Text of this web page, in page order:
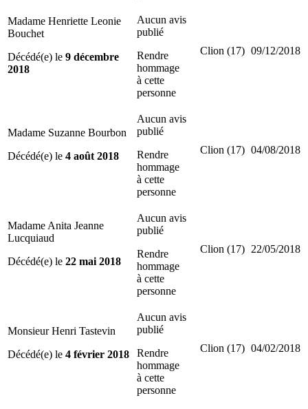
Madame Henriette Leonie
Bouchet
Décédé(e) le 9 décembre
2018
Aucun avis
publié
Rendre
hommage
à cette
personne
Clion (17) 09/12/2018
Madame Suzanne Bourbon
Décédé(e) le 4 août 2018
Aucun avis
publié
Rendre
hommage
à cette
personne
Clion (17) 04/08/2018
Madame Anita Jeanne
Lucquiaud
Décédé(e) le 22 mai 2018
Aucun avis
publié
Rendre
hommage
à cette
personne
Clion (17) 22/05/2018
Monsieur Henri Tastevin
Décédé(e) le 4 février 2018
Aucun avis
publié
Rendre
hommage
à cette
personne
Clion (17) 04/02/2018